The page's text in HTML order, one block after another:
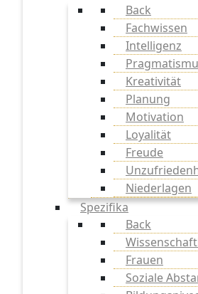
Back
Fachwissen
Intelligenz
Kreativität
Planung
Motivation
Loyalität
Freude
Niederlagen
Spezifika
Back
Frauen
Soziale